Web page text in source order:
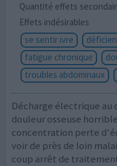
Quantité effets
Effets indésirables
se sentir ivre
fatigue chronique
troubles abdominaux
Décharge électrique
douleur osseuse
concentration perte
voir de près de loin
coup arrêt de